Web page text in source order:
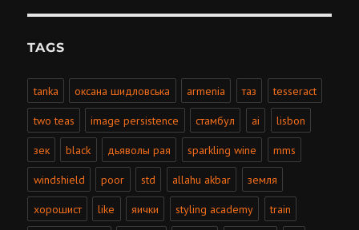
TAGS
tanka оксана шидловська armenia таз tesseract
two teas image persistence стамбул ai lisbon
зек black дьяволы рая sparkling wine mms
windshield poor std allahu akbar земля
хорошист like яички styling academy train